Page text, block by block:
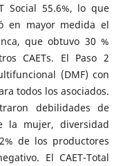
Social 55.6%, lo que
en mayor medida el
que obtuvo 30 %
CAETs. El Paso 2
(DMF) con
todos los asociados.
debilidades de
mujer, diversidad
de los productores
El CAET-Total